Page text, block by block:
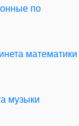
по
математики
музыки